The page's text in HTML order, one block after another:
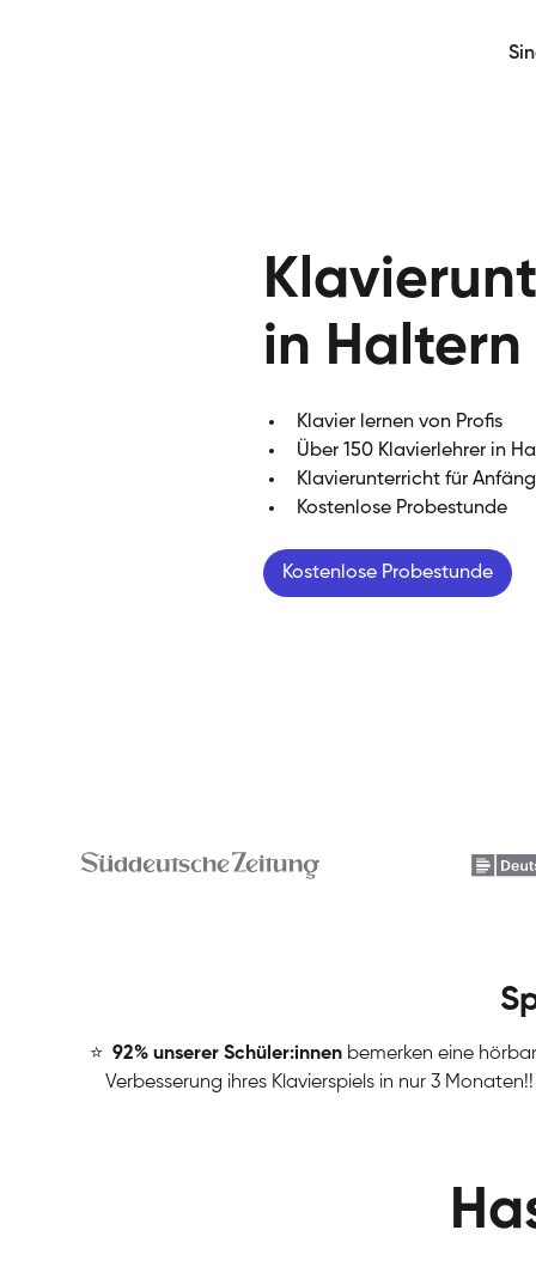
in Haltern
Klavier lernen von Profis
Über 150 Klavierlehrer in
Klavierunterricht für
Kostenlose Probestunde
Kostenlose Probestunde
⭐ ️92% unserer Schüler:innen bemerken eine
Verbesserung ihres Klavierspiels in nur 3 Monaten!!